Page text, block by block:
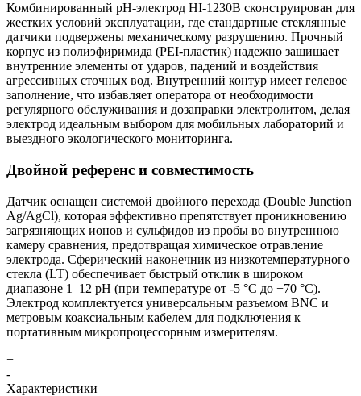
Комбинированный pH-электрод HI-1230B сконструирован для
жестких условий эксплуатации, где стандартные стеклянные
датчики подвержены механическому разрушению. Прочный
корпус из полиэфиримида (PEI-пластик) надежно защищает
внутренние элементы от ударов, падений и воздействия
агрессивных сточных вод. Внутренний контур имеет гелевое
заполнение, что избавляет оператора от необходимости
регулярного обслуживания и дозаправки электролитом, делая
электрод идеальным выбором для мобильных лабораторий и
выездного экологического мониторинга.
Двойной референс и совместимость
Датчик оснащен системой двойного перехода (Double Junction
Ag/AgCl), которая эффективно препятствует проникновению
загрязняющих ионов и сульфидов из пробы во внутреннюю
камеру сравнения, предотвращая химическое отравление
электрода. Сферический наконечник из низкотемпературного
стекла (LT) обеспечивает быстрый отклик в широком
диапазоне 1–12 pH (при температуре от -5 °C до +70 °C).
Электрод комплектуется универсальным разъемом BNC и
метровым коаксиальным кабелем для подключения к
портативным микропроцессорным измерителям.
+
-
Характеристики